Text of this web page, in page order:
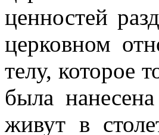
ценностей
церковном
телу, которое
была
живут в